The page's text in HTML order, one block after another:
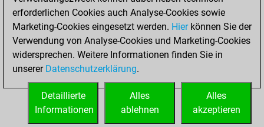
Unterverwandlungen
Türme auf der siebten
0
STARTSEITE
erforderlichen Cookies auch Analyse-Cookies sowie
Marketing-Cookies eingesetzt werden. Hierkönnen Sie der
Verwendung von Analyse-Cookies und Marketing-Cookies
widersprechen. Weitere Informationen finden Sie in
unserer Datenschutzerklärung.
Alles
akzeptieren
Alles
ablehnen
Detaillierte
Informationen